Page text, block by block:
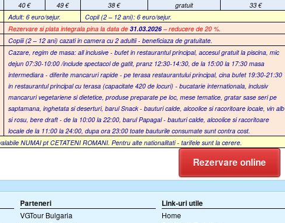
40€ 49€ 38€ gratuit 33€
Adult: 6 euro/sejur.
Copil (2 – 12 ani): 6 euro/sejur.
Rezervare si plata integrala pina la data de31.03.2026– reducere de 20 %.
Copiii (2 – 12 ani) cazati in camera cu 2 adultii - beneficiaza de gratuitate.
Cazare, regim de masa: all inclusive- bufet in restaurantul principal, accesul gratuit la piscina, mic
dejun 07:30-10:00 /include spectacol de gatit, pranz 12:30-14:30, de la 15:00 la 17:30 masa
intermediara - diferite mancaruri rapide - pe terasa restaurantului principal, cina bufet 19:30-21:30
in restaurantul principal cu terasa (capacitate 420 de locuri) - bucatarie internationala, inclusiv
mancaruri vegetariene si dietetice, produse preparate pe loc, mese tematice, gratar sase seri pe
saptamana, inghetata si deserturi, barul Snack - bauturi calde, alcoolice si racoritoare locale, vin alb
si rosu, bere draft - de la 10:00 la 22:00, barul Papagal - bauturi calde, alcoolice si racoritoare
locale de la 11:00 la 24:00, dupa ora 23:00 toate bauturile consumate sunt contra cost.
NUMAI pt CETATENI ROMANI. Pentru alte nationalitati - tarifele sunt la cerere.
Rezervare online
Parteneri
VGTour Bulgaria
Link-uri utile
Home